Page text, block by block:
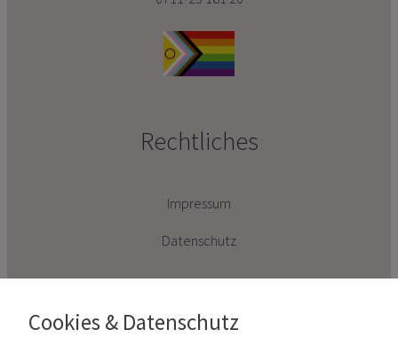
Rechtliches
Impressum
Datenschutz
Cookies & Datenschutz